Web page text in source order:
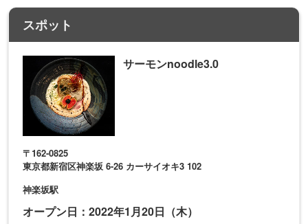
スポット
サーモンnoodle3.0
〒162-0825
東京都新宿区神楽坂 6-26 カーサイオキ3 102
神楽坂駅
オープン日：2022年1月20日（木）